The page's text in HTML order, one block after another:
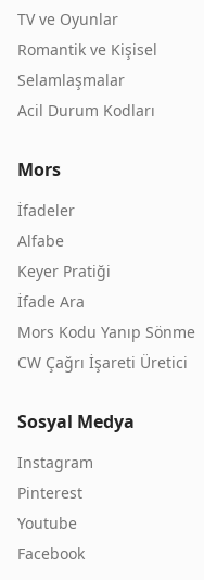
TV ve Oyunlar
Romantik ve Kişisel
Selamlaşmalar
Acil Durum Kodları
Mors
İfadeler
Alfabe
Keyer Pratiği
İfade Ara
Mors Kodu Yanıp Sönme
CW Çağrı İşareti Üretici
Sosyal Medya
Instagram
Pinterest
Youtube
Facebook